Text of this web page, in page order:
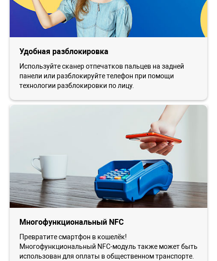
Удобная разблокировка
Используйте сканер отпечатков пальцев на задней
панели или разблокируйте телефон при помощи
технологии разблокировки по лицу.
Многофункциональный NFC
Превратите смартфон в кошелёк!
Многофункциональный NFC-модуль также может быть
использован для оплаты в общественном транспорте.